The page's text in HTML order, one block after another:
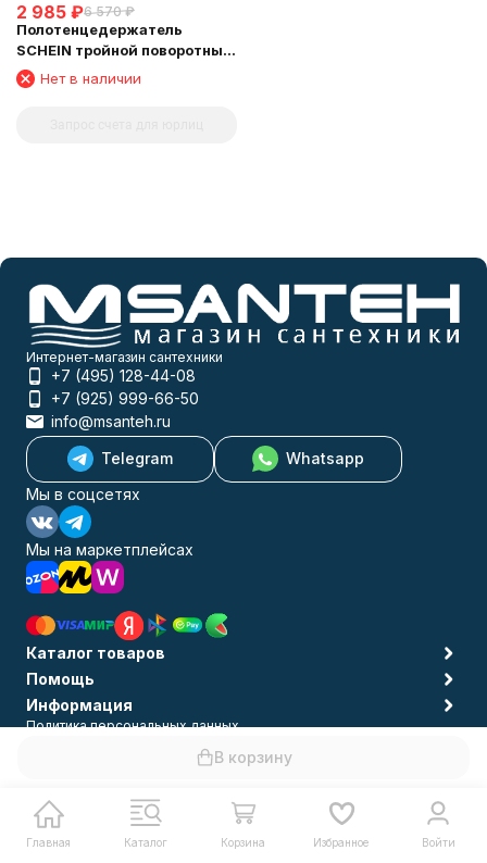
В корзину
2 985 ₽6 570 ₽
Полотенцедержатель
SCHEIN тройной поворотный
(7053052)
Нет в наличии
Главная Каталог Корзина Избранное Войти
Интернет-магазин сантехники
+7 (495) 128-44-08
+7 (925) 999-66-50
info@msanteh.ru
Telegram
Whatsapp
Мы в соцсетях
Мы на маркетплейсах
Каталог товаров
Помощь
Информация
Политика персональных данных